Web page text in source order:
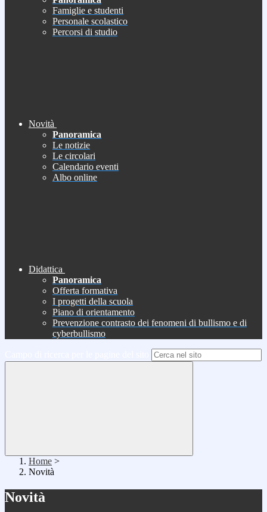
Famiglie e studenti
Personale scolastico
Percorsi di studio
Novità
Panoramica
Le notizie
Le circolari
Calendario eventi
Albo online
Didattica
Panoramica
Offerta formativa
I progetti della scuola
Piano di orientamento
Prevenzione contrasto dei fenomeni di bullismo e di
cyberbullismo
Home >
Novità
Novità